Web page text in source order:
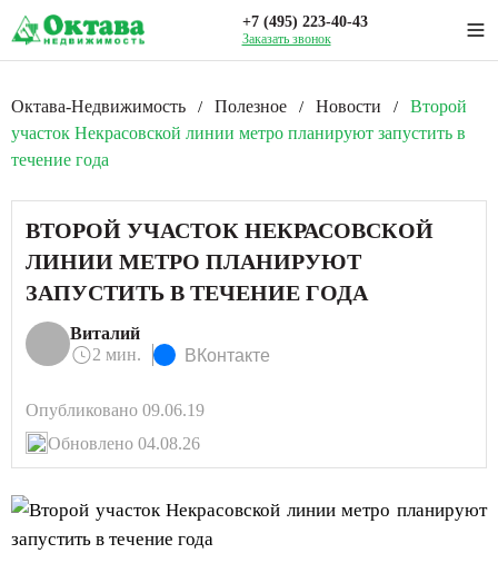
+7 (495) 223-40-43
Заказать звонок
Октава-Недвижимость / Полезное / Новости /
Второй
участок Некрасовской линии метро планируют запустить в
течение года
ВТОРОЙ УЧАСТОК НЕКРАСОВСКОЙ
ЛИНИИ МЕТРО ПЛАНИРУЮТ
ЗАПУСТИТЬ В ТЕЧЕНИЕ ГОДА
Виталий
2 мин.
ВКонтакте
Опубликовано 09.06.19
Обновлено 04.08.26